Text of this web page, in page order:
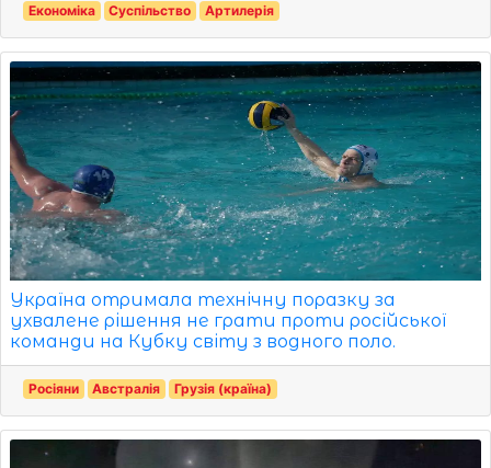
Економіка Суспільство Артилерія
Україна отримала технічну поразку за
ухвалене рішення не грати проти російської
команди на Кубку світу з водного поло.
Росіяни Австралія Грузія (країна)